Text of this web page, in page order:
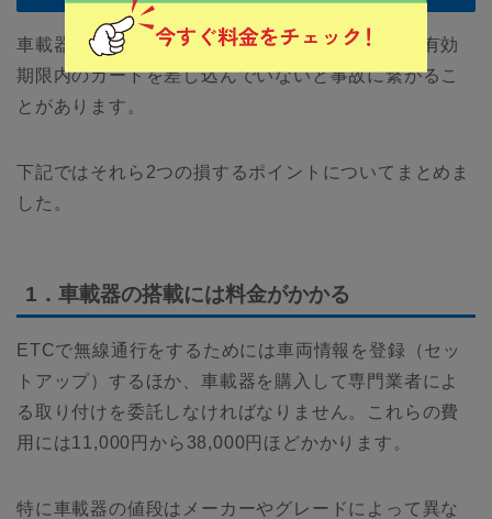
車載器を搭載するとなると、料金がかかったり、有効
期限内のカードを差し込んでいないと事故に繋がるこ
とがあります。
下記ではそれら2つの損するポイントについてまとめま
した。
1．車載器の搭載には料金がかかる
ETCで無線通行をするためには車両情報を登録（セッ
トアップ）するほか、車載器を購入して専門業者によ
る取り付けを委託しなければなりません。これらの費
用には11,000円から38,000円ほどかかります。
特に車載器の値段はメーカーやグレードによって異な